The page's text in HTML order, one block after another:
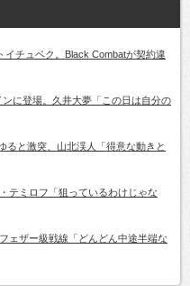
イチュベク。Black Combatが契約違
に登場。久井大夢「この日は自分の
ると激突、山北渓人「得意な動きと
テミロフ「狙っているわけじゃな
ェザー級戦線「どんどん中途半端な